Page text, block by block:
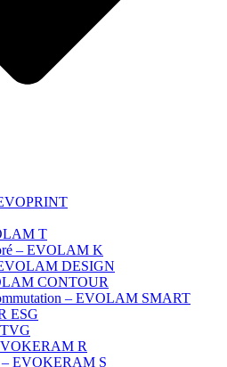
T
– EVOLAM K
DESIGN
CONTOUR
– EVOLAM SMART
ESG
R
– EVOKERAM S